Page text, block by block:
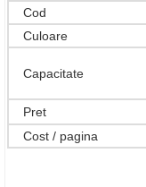
Cod
Culoare
Capacitate
Pret
Cost / pagina